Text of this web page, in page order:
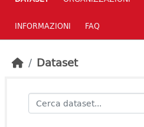
INFORMAZIONI FAQ
Dataset